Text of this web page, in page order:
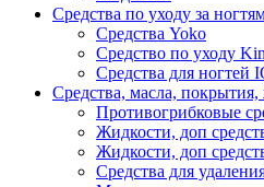
Средства по уходу за
Средства Yoko
Средство по уходу
Средства для
Средства, масла, покрытия,
Противогрибковые
Жидкости, доп
Жидкости, доп
Средства для